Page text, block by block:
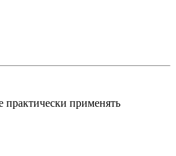
практически применять